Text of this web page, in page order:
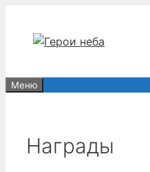
содержимому
Меню
Награды